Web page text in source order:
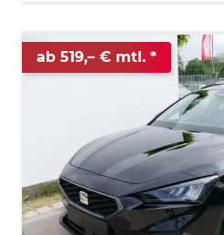
ab 519,– € mtl.